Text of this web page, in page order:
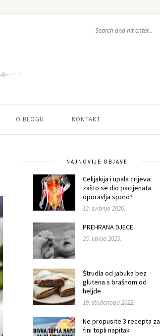
O BLOGU KONTAKT
NAJNOVIJE OBJAVE
Celijakija i upala crijeva:
zašto se dio pacijenata
oporavlja sporo?
12. svibnja 2026.
PREHRANA DJECE
25. lipnja 2025.
Štrudla od jabuka bez
glutena s brašnom od
heljde
19. studenoga 2022.
Ne propusite 3 recepta za
fini topli napitak